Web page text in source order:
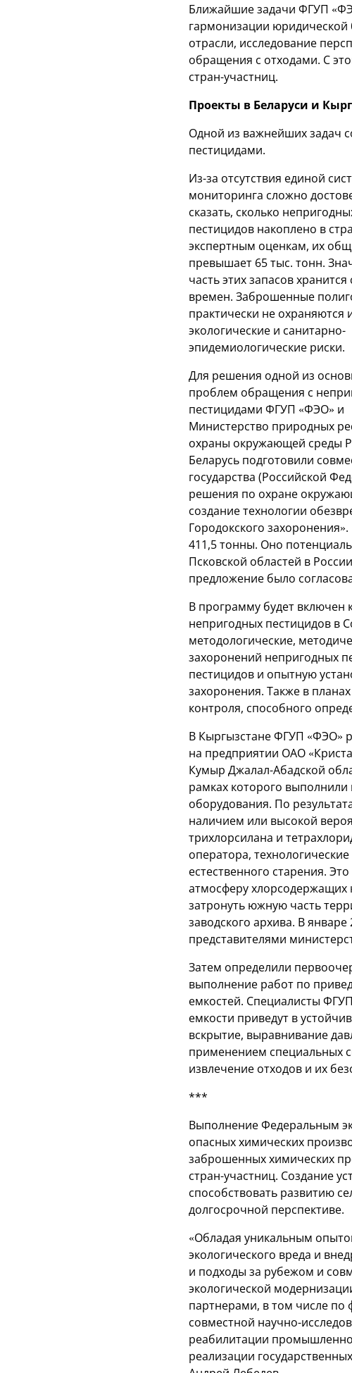
Ближайшие задачи ФГУП
гармонизации
отрасли, исследование
обращения с отходами. С
стран-участниц.
Проекты в Беларуси и
Одной из важнейших задач
пестицидами.
Из-за отсутствия единой
мониторинга сложно
сказать, сколько
пестицидов накоплено в
экспертным оценкам, их
превышает 65 тыс. тонн.
часть этих запасов хранится
времен. Заброшенные
практически не охраняются
экологические и санитарно-
эпидемиологические риски.
Для решения одной из
проблем обращения с
пестицидами ФГУП «ФЭО» и
Министерство природных
охраны окружающей среды
Беларусь подготовили
государства (Российской
решения по охране
создание технологии
Городокского
411,5 тонны. Оно
Псковской областей в
предложение было
В программу будет
непригодных пестицидов в
методологические,
захоронений непригодных
пестицидов и опытную
захоронения. Также в
контроля, способного
В Кыргызстане ФГУП «ФЭО»
на предприятии ОАО
Кумыр Джалал-Абадской
рамках которого выполнили
оборудования. По
наличием или высокой
трихлорсилана и
оператора,
естественного старения.
атмосферу
затронуть южную часть
заводского архива. В
представителями
Затем определили
выполнение работ по
емкостей. Специалисты
емкости приведут в
вскрытие, выравнивание
применением специальных
извлечение отходов и их
***
Выполнение Федеральным
опасных химических
заброшенных химических
стран-участниц. Создание
способствовать развитию
долгосрочной перспективе.
«Обладая уникальным
экологического вреда и
и подходы за рубежом и
экологической
партнерами, в том числе
совместной научно-
реабилитации
реализации